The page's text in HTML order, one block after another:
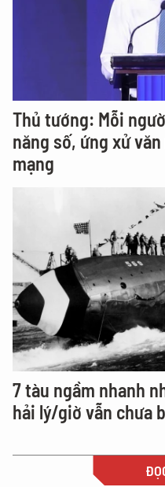
Thủ tướng: Mỗi
năng số, ứng xử
mạng
7 tàu ngầm nhanh
hải lý/giờ vẫn chưa